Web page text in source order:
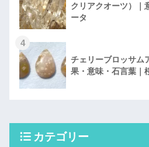
クリアクオーツ）｜
ータ
4
チェリーブロッサム
果・意味・石言葉｜
カテゴリー